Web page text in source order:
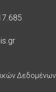
Δεδομένων